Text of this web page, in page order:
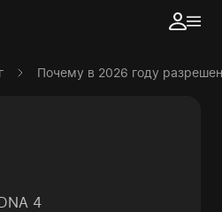
Почему в 2026 году
4